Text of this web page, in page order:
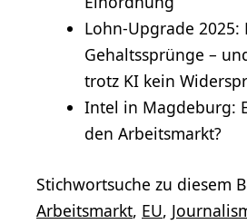
Lohn-Upgrade 2025:
Gehaltssprünge –
trotz KI kein
Intel in Magdeburg:
den Arbeitsmarkt?
Stichwortsuche zu diesem
Arbeitsmarkt, EU,